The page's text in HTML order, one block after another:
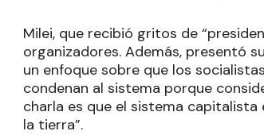
Milei, que recibió gritos de
organizadores. Además, presentó
un enfoque sobre que los
condenan al sistema porque
charla es que el sistema
la tierra”.